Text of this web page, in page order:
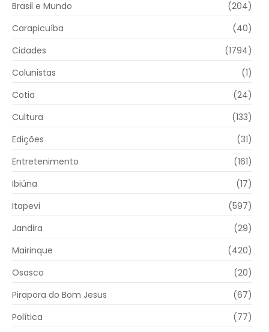
Brasil e Mundo
(204)
Carapicuíba
(40)
Cidades
(1794)
Colunistas
(1)
Cotia
(24)
Cultura
(133)
Edições
(31)
Entretenimento
(161)
Ibiúna
(17)
Itapevi
(597)
Jandira
(29)
Mairinque
(420)
Osasco
(20)
Pirapora do Bom Jesus
(67)
Política
(77)